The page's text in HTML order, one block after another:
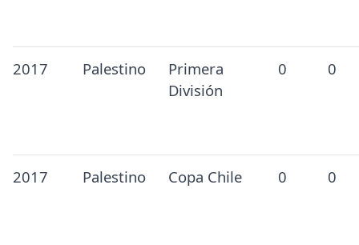
2017 Palestino
Primera
División
0 0
2017 Palestino Copa Chile 0 0